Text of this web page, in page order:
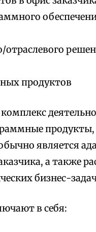
отраслевого
продуктов
является
а также
бизнес-
в себя: